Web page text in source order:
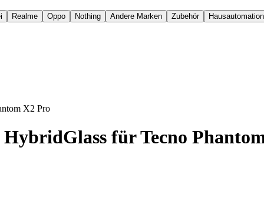
Realme Oppo Nothing Andere Marken Zubehör Hausautomation
X2 Pro
für Tecno